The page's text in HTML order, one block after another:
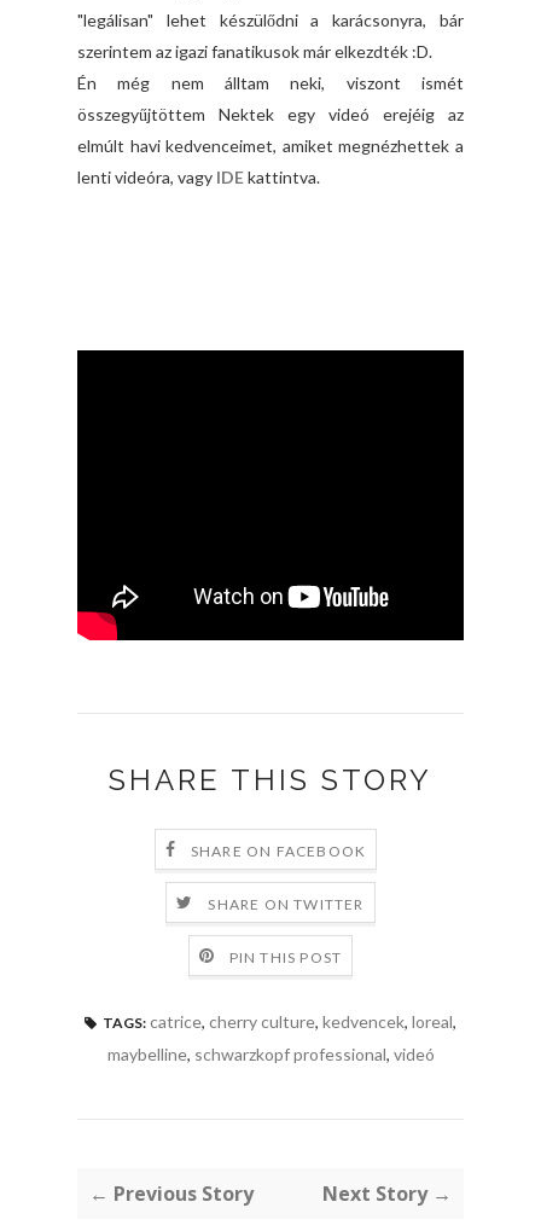
"legálisan" lehet készülődni a karácsonyra, bár
szerintem az igazi fanatikusok már elkezdték :D.
Én még nem álltam neki, viszont ismét
összegyűjtöttem Nektek egy videó erejéig az
elmúlt havi kedvenceimet, amiket megnézhettek a
lenti videóra, vagy IDEkattintva.
SHARE THIS STORY
SHARE ON FACEBOOK
SHARE ON TWITTER
PIN THIS POST
TAGS: catrice, cherry culture, kedvencek, loreal,
maybelline, schwarzkopf professional, videó
← Previous Story Next Story →